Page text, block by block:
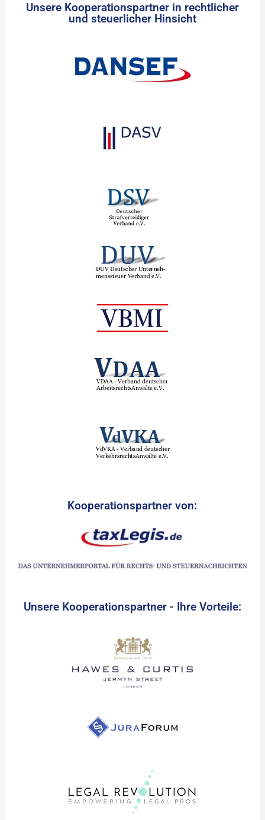
Unsere Kooperationspartner in rechtlicher
und steuerlicher Hinsicht
Kooperationspartner von:
Unsere Kooperationspartner - Ihre Vorteile: